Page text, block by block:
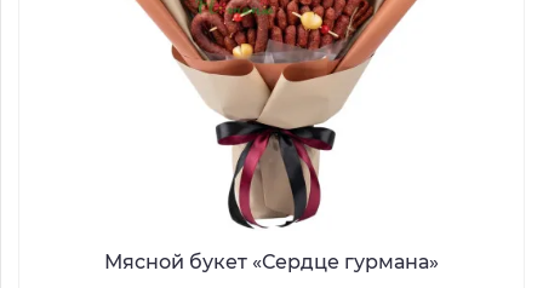
Мясной букет «Сердце гурмана»